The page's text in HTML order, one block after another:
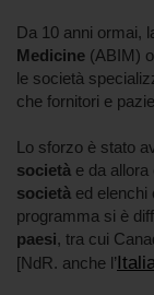
Da 10 anni ormai,
Medicine (ABIM)
le società
che fornitori e
Lo sforzo è stato
società e da allora
società ed elenchi
programma si è
paesi, tra cui
[NdR. anche l’